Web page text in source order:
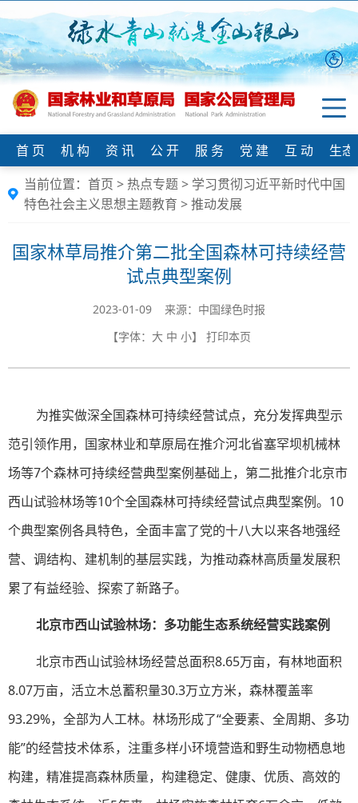
首 页 机 构 资 讯 公 开 服 务 党 建 互 动
生
当前位置： 首页 > 热点专题> 学习贯彻习近平新时代中国
特色社会主义思想主题教育 >推动发展
国家林草局推介第二批全国森林可持续经营
试点典型案例
2023-01-09 来源：中国绿色时报
【字体： 大 中 小】 打印本页
为推实做深全国森林可持续经营试点，充分发挥典型示
范引领作用，国家林业和草原局在推介河北省塞罕坝机械林
场等7个森林可持续经营典型案例基础上，第二批推介北京市
西山试验林场等10个全国森林可持续经营试点典型案例。10
个典型案例各具特色，全面丰富了党的十八大以来各地强经
营、调结构、建机制的基层实践，为推动森林高质量发展积
累了有益经验、探索了新路子。
北京市西山试验林场：多功能生态系统经营实践案例
北京市西山试验林场经营总面积8.65万亩，有林地面积
8.07万亩，活立木总蓄积量30.3万立方米，森林覆盖率
93.29%，全部为人工林。林场形成了“全要素、全周期、多功
能”的经营技术体系，注重多样小环境营造和野生动物栖息地
构建，精准提高森林质量，构建稳定、健康、优质、高效的